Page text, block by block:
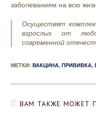
заболеваниям на всю
Осуществят
взрослых от
современной
МЕТКИ:ВАКЦИНА, ПРИВИВКА,
ВАМ ТАКЖЕ МОЖЕТ